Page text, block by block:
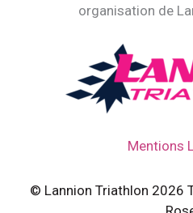
organisation de
Mentions
© Lannion Triathlon 2026